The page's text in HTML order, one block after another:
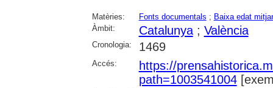
Matèries: Fonts documentals ; Baixa edat
Àmbit:
Catalunya; València
Cronologia: 1469
Accés:
https://
path=1003541004